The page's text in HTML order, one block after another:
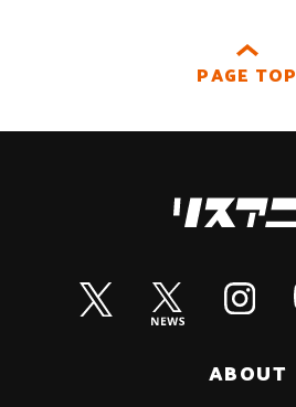
PAGE TOP
ABOUT